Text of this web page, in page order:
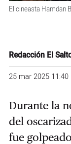
El cineasta Hamdan
Redacción El
25 mar 2025
Durante la
del
fue